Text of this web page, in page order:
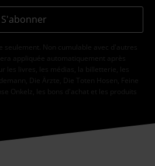
S'abonner
seulement. Non cumulable avec d'autres
appliquée automatiquement après
les livres, les médias, la billetterie, les
Die Ärzte, Die Toten Hosen, Feine
Onkelz, les bons d'achat et les produits